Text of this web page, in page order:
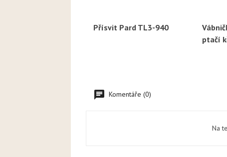
Rychlý náhled
Přísvit Pard TL3-940
ptačí
Komentáře (0)
Na